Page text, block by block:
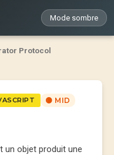
Mode sombre
Protocol
🟡 MID
un objet produit une